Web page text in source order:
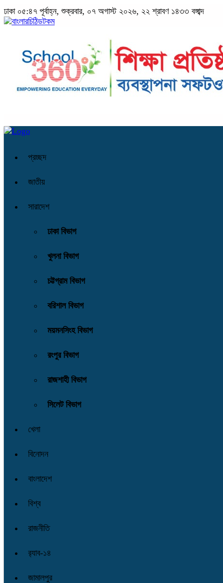
ঢাকা ০৫:৪৭ পূর্বাহ্ন, শুক্রবার, ০৭ অগাস্ট ২০২৬, ২২ শ্রাবণ ১৪৩৩ বঙ্গাব্দ
প্রচ্ছদ
জাতীয়
সারাদেশ
ঢাকা বিভাগ
খুলনা বিভাগ
চট্টগ্রাম বিভাগ
বরিশাল বিভাগ
ময়মনসিংহ বিভাগ
রংপুর বিভাগ
রাজশাহী বিভাগ
সিলেট বিভাগ
খেলা
বিনোদন
বাংলাদেশ
বিশ্ব
রাজনীতি
র‌্যাব-১৪
জামালপুর